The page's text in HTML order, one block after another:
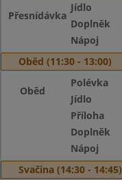
Přesnídávka
Jídlo
Doplněk
Nápoj
Oběd (11:30 - 13:00)
Oběd
Polévka
Jídlo
Příloha
Doplněk
Nápoj
Svačina (14:30 - 14:45)